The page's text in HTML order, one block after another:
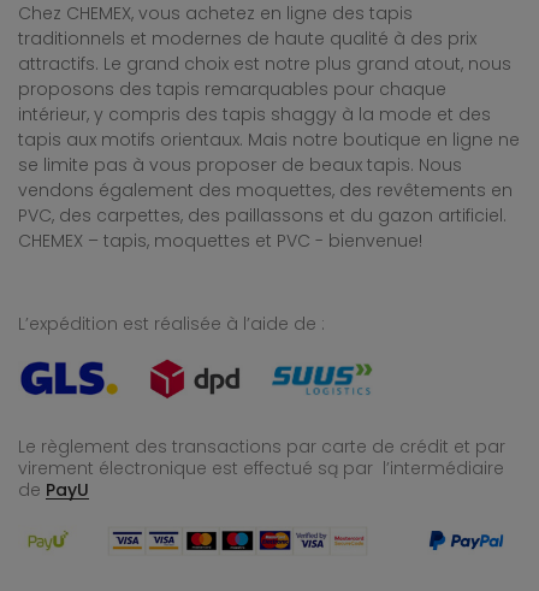
Chez CHEMEX, vous achetez en ligne des tapis
traditionnels et modernes de haute qualité à des prix
attractifs. Le grand choix est notre plus grand atout, nous
proposons des tapis remarquables pour chaque
intérieur, y compris des tapis shaggy à la mode et des
tapis aux motifs orientaux. Mais notre boutique en ligne ne
se limite pas à vous proposer de beaux tapis. Nous
vendons également des moquettes, des revêtements en
PVC, des carpettes, des paillassons et du gazon artificiel.
CHEMEX – tapis, moquettes et PVC - bienvenue!
L’expédition est réalisée à l’aide de :
Le règlement des transactions par carte de crédit et par
virement électronique est effectué są par l’intermédiaire
de PayU